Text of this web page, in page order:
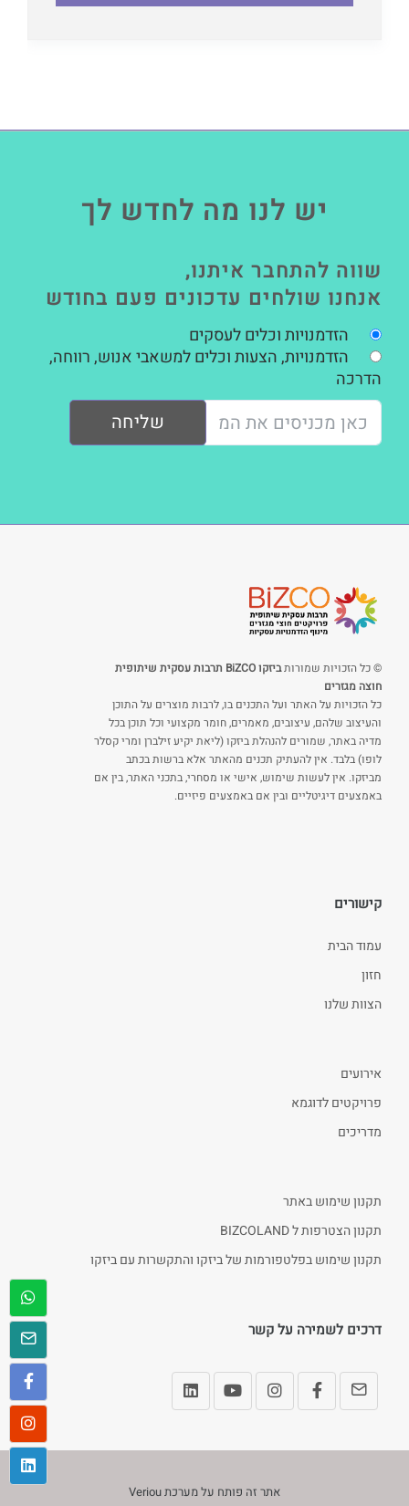
יש לנו מה לחדש לך
שווה להתחבר איתנו,
אנחנו שולחים עדכונים פעם בחודש
הזדמנויות וכלים לעסקים
הזדמנויות, הצעות וכלים למשאבי אנוש, רווחה,
הדרכה
שליחה
© כל הזכויות שמורות
ביזקו BiZCO תרבות עסקית שיתופית
חוצה מגזרים
כל הזכויות על האתר ועל התכנים בו, לרבות מוצרים על התוכן
והעיצוב שלהם, עיצובים, מאמרים, חומר מקצועי וכל תוכן בכל
מדיה באתר, שמורים להנהלת ביזקו (ליאת יקיע זילברן ומרי קסלר
לופו) בלבד. אין להעתיק תכנים מהאתר אלא ברשות בכתב
מביזקו. אין לעשות שימוש, אישי או מסחרי, בתכני האתר, בין אם
באמצעים דיגיטליים ובין אם באמצעים פיזיים.
קישורים
עמוד הבית
חזון
הצוות שלנו
אירועים
פרויקטים לדוגמא
מדריכים
תקנון שימוש באתר
תקנון הצטרפות ל BIZCOLAND
תקנון שימוש בפלטפורמות של ביזקו והתקשרות עם ביזקו
דרכים לשמירה על קשר
אתר זה פותח על מערכתVeriou